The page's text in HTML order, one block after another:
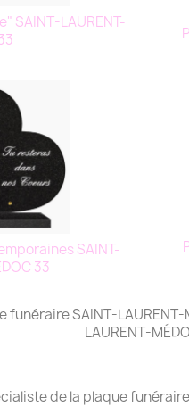
SAINT-LAURENT-
SAINT-
33
funéraire SAINT-
LAURENT-
de la plaque